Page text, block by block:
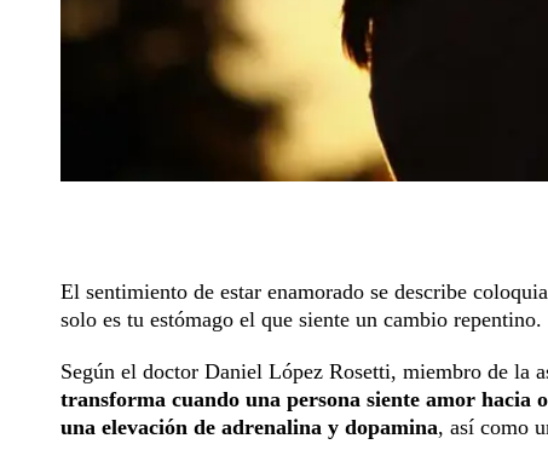
El sentimiento de estar enamorado se describe
solo es tu estómago el que siente un cambio repentino.
Según el doctor Daniel López Rosetti, miembro de la
transforma cuando una persona siente amor hacia
una elevación de adrenalina y dopamina, así como